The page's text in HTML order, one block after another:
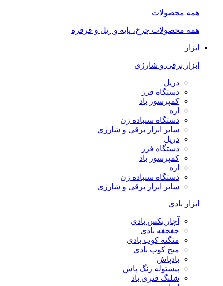
همه محصولات
همه محصولات چرخ، پایه و ریل و قرقره
ابزار
ابزار برقی و شارژی
دریل
دستگاه فرز
کمپرسور باد
اره
دستگاه سنباده زن
سایر ابزار برقی و شارژی
دریل
دستگاه فرز
کمپرسور باد
اره
دستگاه سنباده زن
سایر ابزار برقی و شارژی
ابزار بادی
آچار بکس بادی
جغجغه بادی
منگنه کوب بادی
میخ کوب بادی
بادپاش
پیستوله رنگ پاش
شلنگ فنری باد